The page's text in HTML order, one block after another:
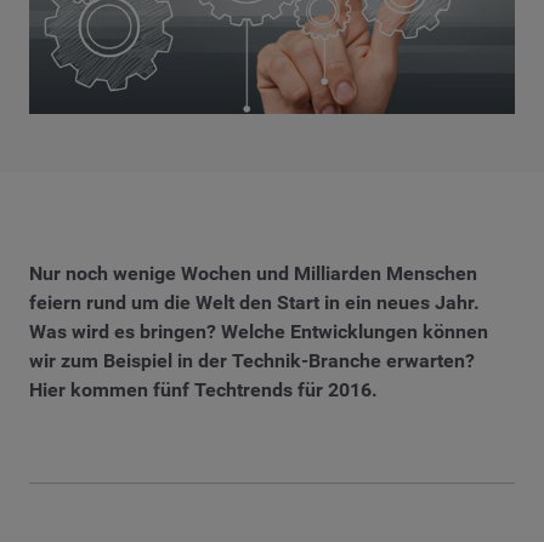
Nur noch wenige Wochen und Milliarden Menschen
feiern rund um die Welt den Start in ein neues Jahr.
Was wird es bringen? Welche Entwicklungen können
wir zum Beispiel in der Technik-Branche erwarten?
Hier kommen fünf Techtrends für 2016.